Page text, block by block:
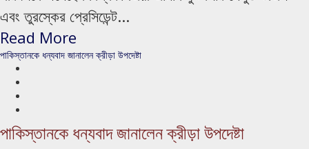
এবং তুরস্কের প্রেসিডেন্ট...
Read More
পাকিস্তানকে ধন্যবাদ জানালেন ক্রীড়া উপদেষ্টা
পাকিস্তানকে ধন্যবাদ জানালেন ক্রীড়া উপদেষ্টা